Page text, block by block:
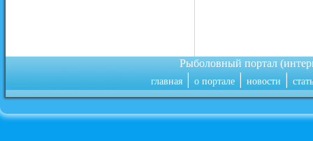
Рыболовный портал
главная|о портале|новости|